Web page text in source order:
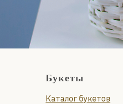
Букеты
Каталог букетов